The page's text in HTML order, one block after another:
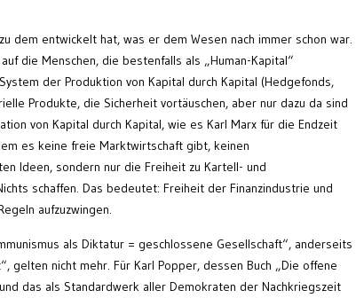
dem entwickelt hat, was er dem Wesen nach immer schon war.
die Menschen, die bestenfalls als „Human-Kapital“
der Produktion von Kapital durch Kapital (Hedgefonds,
Produkte, die Sicherheit vortäuschen, aber nur dazu da sind
von Kapital durch Kapital, wie es Karl Marx für die Endzeit
es keine freie Marktwirtschaft gibt, keinen
Ideen, sondern nur die Freiheit zu Kartell- und
schaffen. Das bedeutet: Freiheit der Finanzindustrie und
aufzuzwingen.
als Diktatur = geschlossene Gesellschaft“, anderseits
gelten nicht mehr. Für Karl Popper, dessen Buch „Die offene
das als Standardwerk aller Demokraten der Nachkriegszeit